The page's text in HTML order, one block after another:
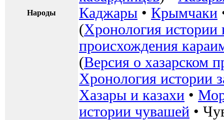
Народы
Каджары • Крымчаки
(Хронология истории
происхождения
(Версия о хазарском
Хронология истории
Хазары и казахи •
истории чувашей •